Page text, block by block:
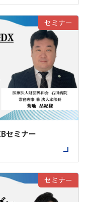
セミナー
セミナー
セミナー